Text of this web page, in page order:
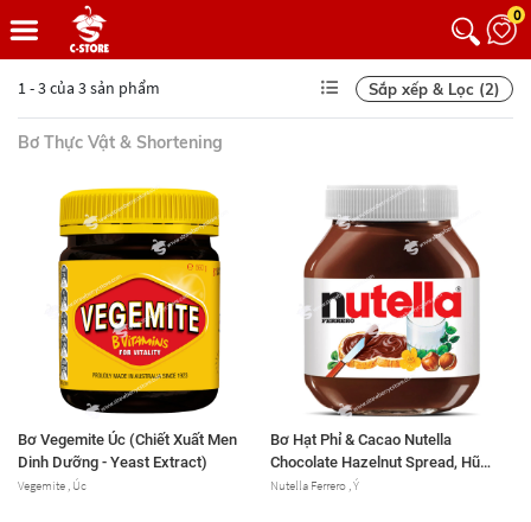
0
1 - 3 của 3 sản phẩm Sắp xếp & Lọc (2)
Bơ Thực Vật & Shortening
Bơ Vegemite Úc (Chiết Xuất Men
Dinh Dưỡng - Yeast Extract)
Vegemite , Úc
Bơ Hạt Phỉ & Cacao Nutella
Chocolate Hazelnut Spread, Hũ
Thủy Tinh
Nutella Ferrero , Ý